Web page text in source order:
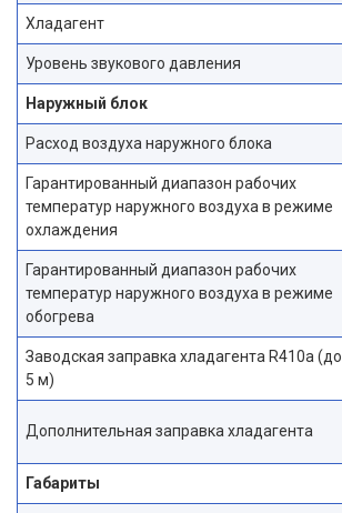
Хладагент
Уровень звукового давления
Наружный блок
Расход воздуха наружного блока
Гарантированный диапазон рабочих
температур наружного воздуха в режиме
охлаждения
Гарантированный диапазон рабочих
температур наружного воздуха в режиме
обогрева
Заводская заправка хладагента R410a (до
5 м)
Дополнительная заправка хладагента
Габариты